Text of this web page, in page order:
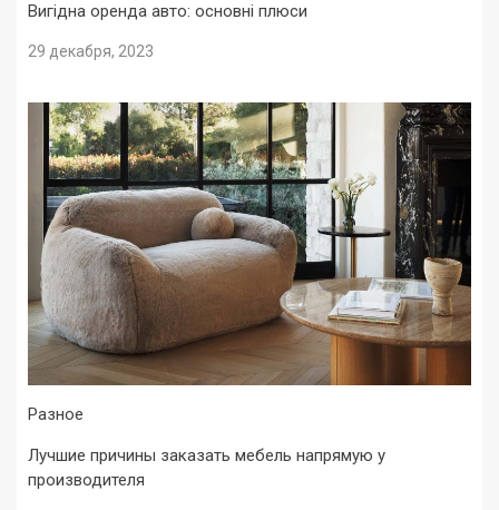
Вигідна оренда авто: основні плюси
29 декабря, 2023
Разное
Лучшие причины заказать мебель напрямую у
производителя